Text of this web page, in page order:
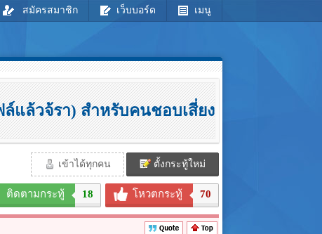
สมัครสมาชิก เว็บบอร์ด เมนู
ล์แล้วจ้รา) สำหรับคนชอบเสี่ยง
เข้าได้ทุกคน ตั้งกระทู้ใหม่
ติดตามกระทู้ 18 โหวตกระทู้ 70